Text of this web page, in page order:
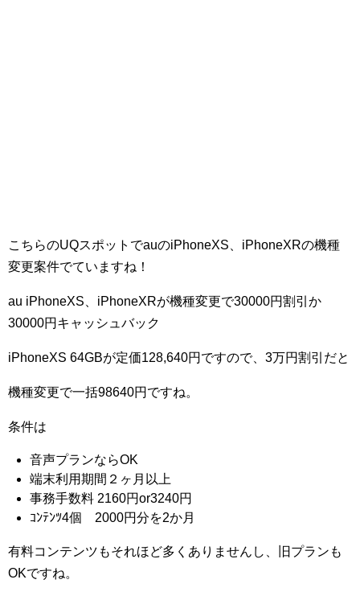
こちらのUQスポットでauのiPhoneXS、iPhoneXRの機種
変更案件でていますね！
au iPhoneXS、iPhoneXRが機種変更で30000円割引か
30000円キャッシュバック
iPhoneXS 64GBが定価128,640円ですので、3万円割引だと
機種変更で一括98640円ですね。
条件は
音声プランならOK
端末利用期間２ヶ月以上
事務手数料 2160円or3240円
ｺﾝﾃﾝﾂ4個 2000円分を2か月
有料コンテンツもそれほど多くありませんし、旧プランも
OKですね。